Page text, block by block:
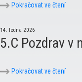
Pokračovat ve čtení
14. ledna 2026
5.C Pozdrav v
Pokračovat ve čtení